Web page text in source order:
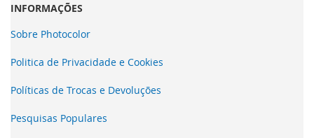
INFORMAÇÕES
Sobre Photocolor
Politica de Privacidade e Cookies
Políticas de Trocas e Devoluções
Pesquisas Populares